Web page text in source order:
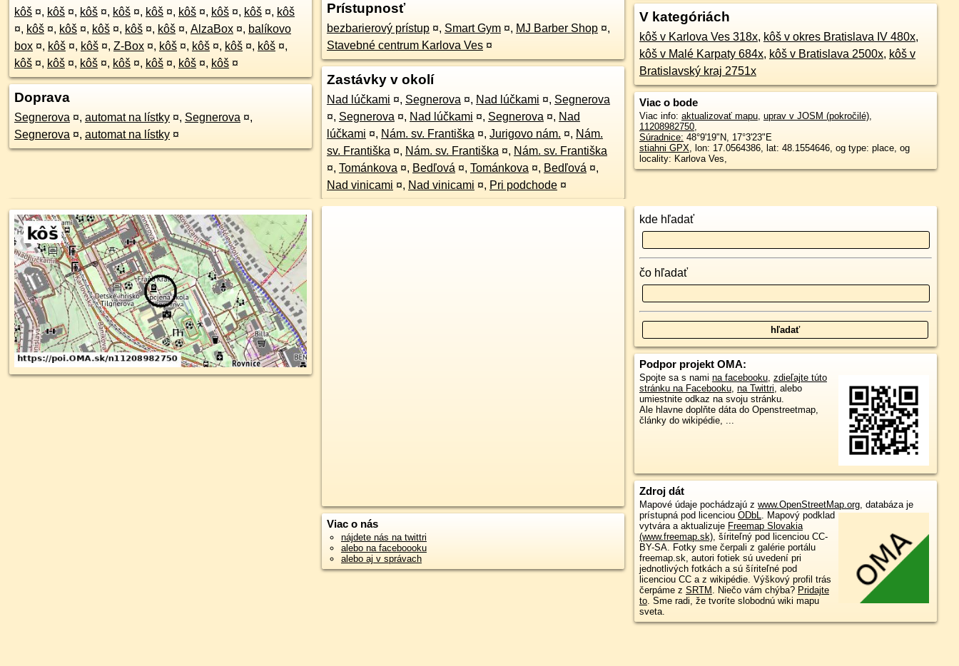
kôš ¤, kôš ¤, kôš ¤, kôš ¤, kôš ¤, kôš ¤, kôš ¤, kôš ¤, kôš
¤, kôš ¤, kôš ¤, kôš ¤, kôš ¤, kôš ¤, AlzaBox ¤, balíkovo
box ¤, kôš ¤, kôš ¤, Z-Box ¤, kôš ¤, kôš ¤, kôš ¤, kôš ¤,
kôš ¤, kôš ¤, kôš ¤, kôš ¤, kôš ¤, kôš ¤, kôš ¤
Doprava
Segnerova ¤, automat na lístky ¤, Segnerova ¤,
Segnerova ¤, automat na lístky ¤
Prístupnosť
bezbarierový prístup ¤, Smart Gym ¤, MJ Barber Shop ¤,
Stavebné centrum Karlova Ves ¤
Zastávky v okolí
Nad lúčkami ¤, Segnerova ¤, Nad lúčkami ¤, Segnerova
¤, Segnerova ¤, Nad lúčkami ¤, Segnerova ¤, Nad
lúčkami ¤, Nám. sv. Františka ¤, Jurigovo nám. ¤, Nám.
sv. Františka ¤, Nám. sv. Františka ¤, Nám. sv. Františka
¤, Tománkova ¤, Bedľová ¤, Tománkova ¤, Bedľová ¤,
Nad vinicami ¤, Nad vinicami ¤, Pri podchode ¤
V kategóriách
kôš v Karlova Ves 318x, kôš v okres Bratislava IV 480x,
kôš v Malé Karpaty 684x, kôš v Bratislava 2500x, kôš v
Bratislavský kraj 2751x
Viac o bode
Viac info: aktualizovať mapu, uprav v JOSM (pokročilé),
11208982750,
Súradnice: 48°9'19"N, 17°3'23"E
stiahni GPX, lon: 17.0564386, lat: 48.1554646, og type: place, og
locality: Karlova Ves,
Viac o nás
nájdete nás na twittri
alebo na faceboooku
alebo aj v správach
kde hľadať
čo hľadať
Podpor projekt OMA:
Spojte sa s nami na facebooku, zdieľajte túto
stránku na Facebooku, na Twittri, alebo
umiestnite odkaz na svoju stránku.
Ale hlavne doplňte dáta do Openstreetmap,
články do wikipédie, ...
Zdroj dát
Mapové údaje pochádzajú z www.OpenStreetMap.org, databáza je
prístupná pod licenciou ODbL. Mapový podklad
vytvára a aktualizuje Freemap Slovakia
(www.freemap.sk), šíriteľný pod licenciou CC-
BY-SA. Fotky sme čerpali z galérie portálu
freemap.sk, autori fotiek sú uvedení pri
jednotlivých fotkách a sú šíriteľné pod
licenciou CC a z wikipédie. Výškový profil trás
čerpáme z SRTM . Niečo vám chýba? Pridajte
to. Sme radi, že tvoríte slobodnú wiki mapu
sveta.